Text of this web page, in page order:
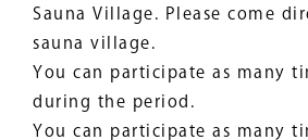
Sauna Village. Please come
sauna village.
You can participate as many
during the period.
You can participate as many